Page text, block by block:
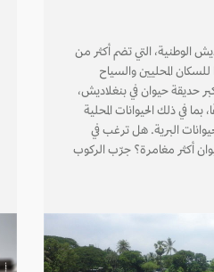
الوطنية، التي تضم أكثر من
للسكان المحليين والسياح
حديقة حيوان في بنغلاديش،
مختلفًا، بما في ذلك الحيوانات المحلية
البرية. هل ترغب في
أكثر مغامرة؟ جرّب الركوب